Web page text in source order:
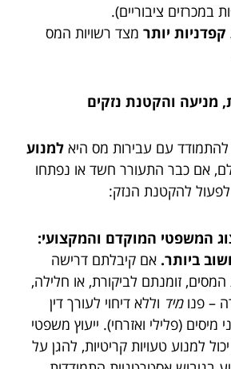
במכרזים ציבוריים).
יותר מצד רשויות המס
עם עבירות מס היא למנוע
אם כבר התעורר חשד או נפתחו
לפעול להקטנת הנזק:
המשפטי המוקדם והמקצועי:
ביותר. אם קיבלתם דרישה
זומנתם לביקורת, או חלילה,
– פנומיד וללא דיחוי לעורך דין
(פלילי ואזרחי). ייעוץ משפטי
למנוע טעויות קריטיות, להגן על